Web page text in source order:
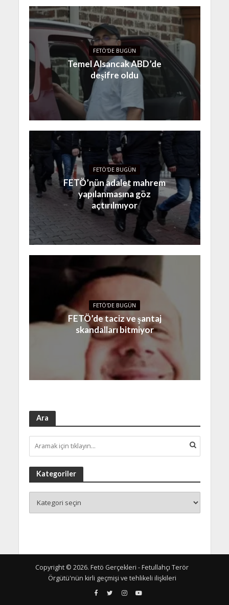
FETÖ'DE BUGÜN
Temel Alsancak ABD’de
deşifre oldu
FETÖ'DE BUGÜN
FETÖ’nün adalet mahrem
yapılanmasına göz
açtırılmıyor
FETÖ'DE BUGÜN
FETÖ’de taciz ve şantaj
skandalları bitmiyor
Ara
Kategoriler
Copyright © 2026. Fetö Gerçekleri - Fetullahçı Terör
Örgütü'nün kirli geçmişi ve tehlikeli ilişkileri